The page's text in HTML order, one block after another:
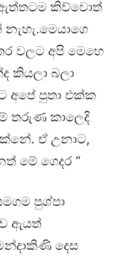
ඇත්තටම කිව්වොත්
වලට අපි මෙහෙ
කියලා බලා
පුතා එක්ක
තරුණ කාලෙදි
ඒ උනාට,
මේ ගෙදර “
පුශ්පා
ඇයත්
දෙස